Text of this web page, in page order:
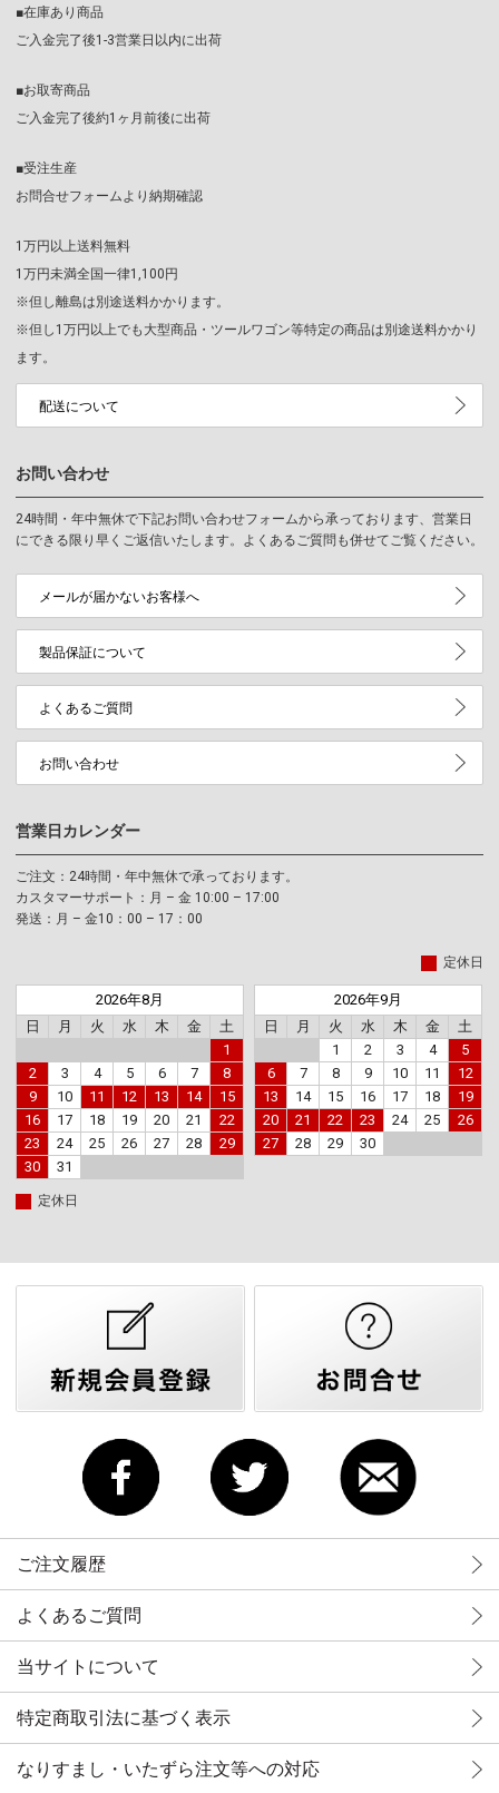
■在庫あり商品
ご入金完了後1-3営業日以内に出荷
■お取寄商品
ご入金完了後約1ヶ月前後に出荷
■受注生産
お問合せフォームより納期確認
1万円以上送料無料
1万円未満全国一律1,100円
※但し離島は別途送料かかります。
※但し1万円以上でも大型商品・ツールワゴン等特定の商品は別途送料かかり
ます。
配送について
お問い合わせ
24時間・年中無休で下記お問い合わせフォームから承っております、営業日
にできる限り早くご返信いたします。よくあるご質問も併せてご覧ください。
メールが届かないお客様へ
製品保証について
よくあるご質問
お問い合わせ
営業日カレンダー
ご注文：24時間・年中無休で承っております。
カスタマーサポート：月 – 金 10:00 – 17:00
発送：月 – 金10：00 – 17：00
定休日
2026年8月
日
月 火 水 木 金
土
1
2
3 4 5 6 7
8
9
10 11 12 13 14
15
16
17 18 19 20 21
22
23
24 25 26 27 28
29
30
31
2026年9月
日
月 火 水 木 金
土
1
2 3 4
5
6
7 8 9 10 11
12
13
14 15 16 17 18
19
20
21 22 23 24 25
26
27
28 29 30
定休日
ご注文履歴
よくあるご質問
当サイトについて
特定商取引法に基づく表示
なりすまし・いたずら注文等への対応